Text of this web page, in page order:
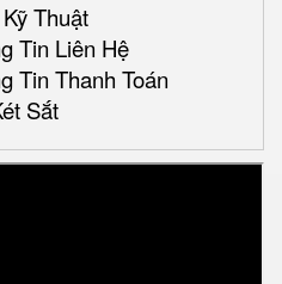
Thuật
Tin Liên Hệ
Tin Thanh Toán
Sắt